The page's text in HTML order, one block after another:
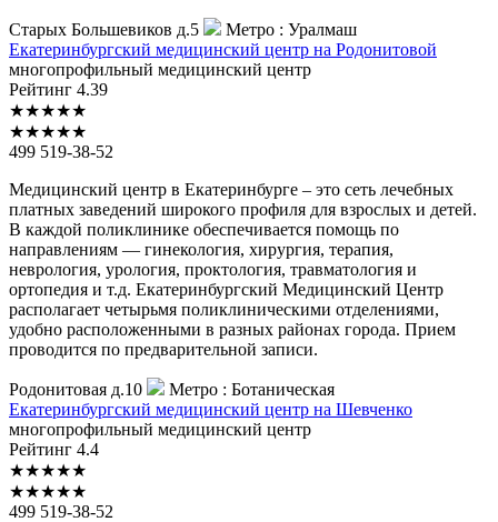
Старых Большевиков д.5 Метро : Уралмаш
Екатеринбургский медицинский центр на Родонитовой
многопрофильный медицинский центр
Рейтинг 4.39
★★★★★
★★★★★
499 519-38-52
Медицинский центр в Екатеринбурге – это сеть лечебных
платных заведений широкого профиля для взрослых и детей.
В каждой поликлинике обеспечивается помощь по
направлениям — гинекология, хирургия, терапия,
неврология, урология, проктология, травматология и
ортопедия и т.д. Екатеринбургский Медицинский Центр
располагает четырьмя поликлиническими отделениями,
удобно расположенными в разных районах города. Прием
проводится по предварительной записи.
Родонитовая д.10 Метро : Ботаническая
Екатеринбургский медицинский центр на Шевченко
многопрофильный медицинский центр
Рейтинг 4.4
★★★★★
★★★★★
499 519-38-52